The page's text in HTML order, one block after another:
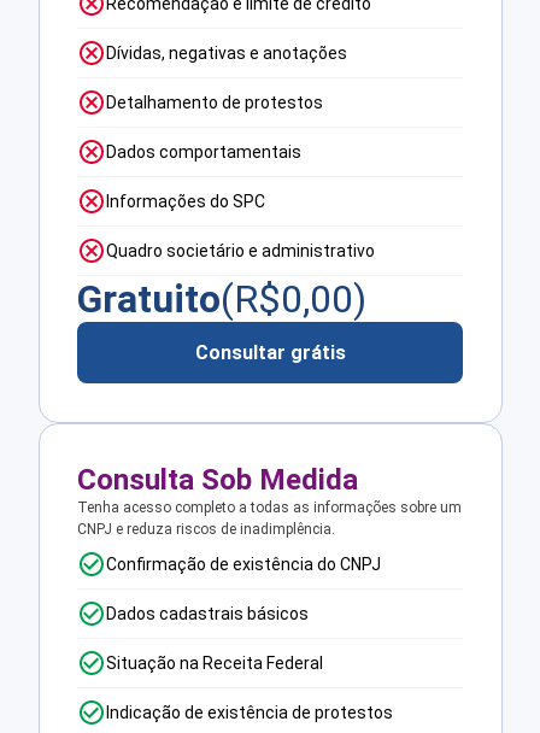
Recomendação e limite de crédito
Dívidas, negativas e anotações
Detalhamento de protestos
Dados comportamentais
Informações do SPC
Quadro societário e administrativo
Gratuito(R$0,00)
Consultar grátis
Consulta Sob Medida
Tenha acesso completo a todas as informações sobre um
CNPJ e reduza riscos de inadimplência.
Confirmação de existência do CNPJ
Dados cadastrais básicos
Situação na Receita Federal
Indicação de existência de protestos